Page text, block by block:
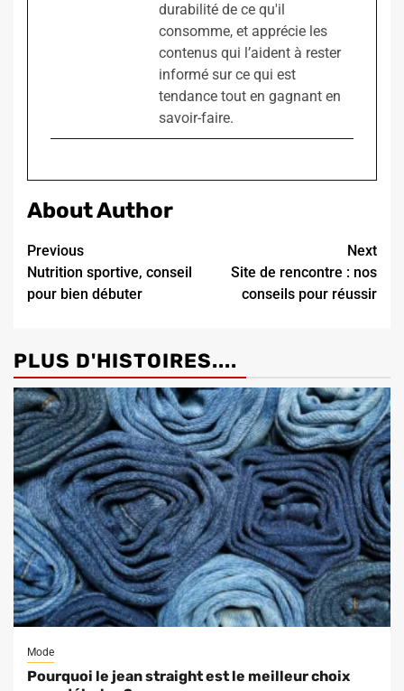
durabilité de ce qu'il
consomme, et apprécie les
contenus qui l’aident à rester
informé sur ce qui est
tendance tout en gagnant en
savoir-faire.
About Author
Continue
Reading
Previous
Nutrition sportive, conseil
pour bien débuter
Next
Site de rencontre : nos
conseils pour réussir
PLUS D'HISTOIRES....
Mode
Pourquoi le jean straight est le meilleur choix